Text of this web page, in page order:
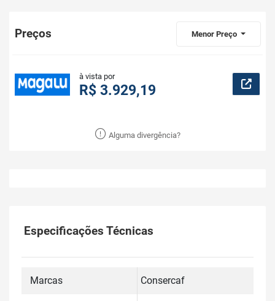
Preços Menor Preço
à vista por
R$ 3.929,19
Alguma divergência?
Especificações Técnicas
Marcas Consercaf